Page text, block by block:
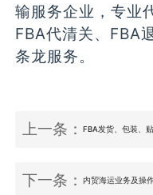
输服务企业，专业
FBA代清关、FBA
条龙服务。
上一条：FBA发货、包装、
下一条：内贸海运业务及操